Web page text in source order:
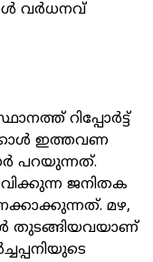
വര്‍ധനവ്
റിപ്പോര്‍ട്ട്
ഇത്തവണ
പറയുന്നത്.
ജനിതക
മഴ,
തുടങ്ങിയവയാണ്